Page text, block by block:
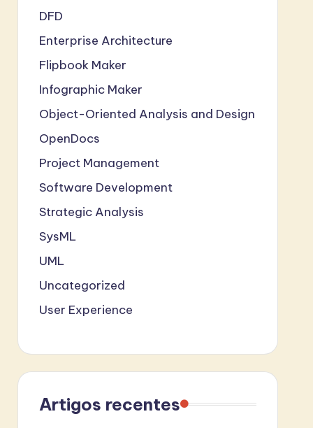
DFD
Enterprise Architecture
Flipbook Maker
Infographic Maker
Object-Oriented Analysis and Design
OpenDocs
Project Management
Software Development
Strategic Analysis
SysML
UML
Uncategorized
User Experience
Artigos recentes